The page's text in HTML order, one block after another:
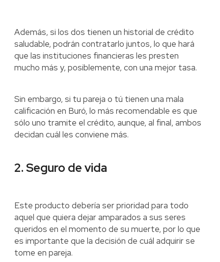
Además, si los dos tienen un historial de crédito
saludable, podrán contratarlo juntos, lo que hará
que las instituciones financieras les presten
mucho más y, posiblemente, con una mejor tasa.
Sin embargo, si tu pareja o tú tienen una mala
calificación en Buró, lo más recomendable es que
sólo uno tramite el crédito, aunque, al final, ambos
decidan cuál les conviene más.
2. Seguro de vida
Este producto debería ser prioridad para todo
aquel que quiera dejar amparados a sus seres
queridos en el momento de su muerte, por lo que
es importante que la decisión de cuál adquirir se
tome en pareja.